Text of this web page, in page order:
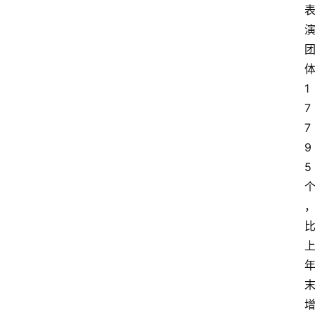
表
演
团
体
1
7
7
9
5
个
，
比
上
年
末
增